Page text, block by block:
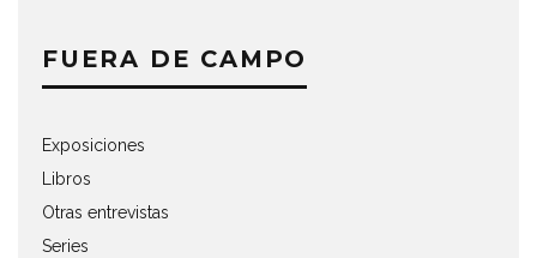
FUERA DE CAMPO
Exposiciones
Libros
Otras entrevistas
Series